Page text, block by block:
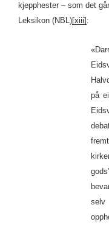
kjepphester – som det
Leksikon (NBL)[xiii] :
på